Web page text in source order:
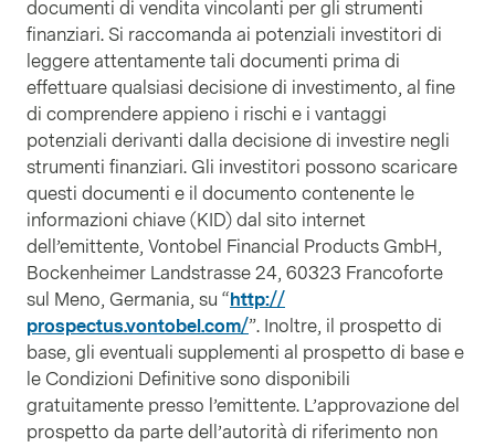
documenti di vendita vincolanti per gli strumenti
finanziari. Si raccomanda ai potenziali investitori di
leggere attentamente tali documenti prima di
effettuare qualsiasi decisione di investimento, al fine
di comprendere appieno i rischi e i vantaggi
potenziali derivanti dalla decisione di investire negli
strumenti finanziari. Gli investitori possono scaricare
questi documenti e il documento contenente le
informazioni chiave (KID) dal sito internet
dell’emittente, Vontobel Financial Products GmbH,
Bockenheimer Landstrasse 24, 60323 Francoforte
sul Meno, Germania, su “http://
prospectus.vontobel.com/”. Inoltre, il prospetto di
base, gli eventuali supplementi al prospetto di base e
le Condizioni Definitive sono disponibili
gratuitamente presso l’emittente. L’approvazione del
prospetto da parte dell’autorità di riferimento non